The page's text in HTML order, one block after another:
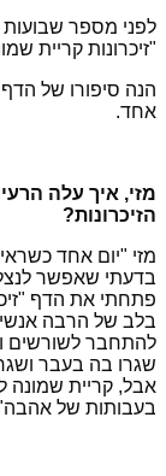
לפני מספר
"זיכרונות קריית
הנה סיפורו של הדף
אחד.
מזי, איך עלה
הזיכרונות?
מזי "יום אחד
בדעתי שאפשר לנצל
פתחתי את הדף
בלב של הרבה
להתחבר לשורשים
שגרו בה בעבר
אבל, קריית שמונה
בעבותות של